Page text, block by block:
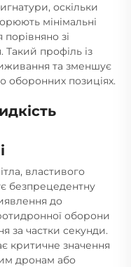
оскільки
мінімальні
зі
профіль із
та зменшує
оборонних позиціях.
властивого
безпрецедентну
до
оборони
за частки секунди.
критичне значення
дронам або